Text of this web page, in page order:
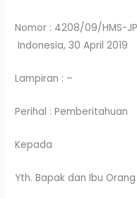
Nomor : 4208/
Indonesia, 30 April 2019
Lampiran : –
Perihal : Pemberitahuan
Kepada
Yth. Bapak dan Ibu